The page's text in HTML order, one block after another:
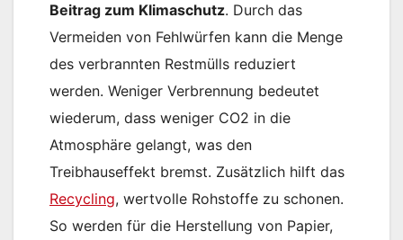
Beitrag zum Klimaschutz. Durch das
Vermeiden von Fehlwürfen kann die Menge
des verbrannten Restmülls reduziert
werden. Weniger Verbrennung bedeutet
wiederum, dass weniger CO2 in die
Atmosphäre gelangt, was den
Treibhauseffekt bremst​. Zusätzlich hilft das
Recycling, wertvolle Rohstoffe zu schonen.
So werden für die Herstellung von Papier,